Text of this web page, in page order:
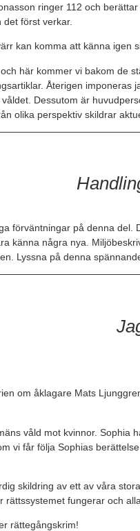
ringer 112 och
först verkar.
kan komma att känna igen
här kommer vi bakom de
Återigen
Dessutom är
olika perspektiv skildrar
förväntningar på denna
känna några nya.
Lyssna på denna
om åklagare Mats
våld mot kvinnor. Sophia
vi får följa Sophias
skildring av ett av våra
rättssystemet fungerar och
rättegångskrim!